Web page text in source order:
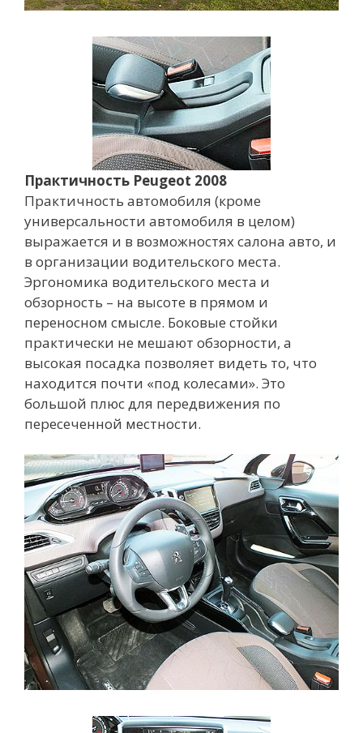
Практичность Peugeot 2008
Практичность автомобиля (кроме
универсальности автомобиля в целом)
выражается и в возможностях салона авто, и
в организации водительского места.
Эргономика водительского места и
обзорность – на высоте в прямом и
переносном смысле. Боковые стойки
практически не мешают обзорности, а
высокая посадка позволяет видеть то, что
находится почти «под колесами». Это
большой плюс для передвижения по
пересеченной местности.